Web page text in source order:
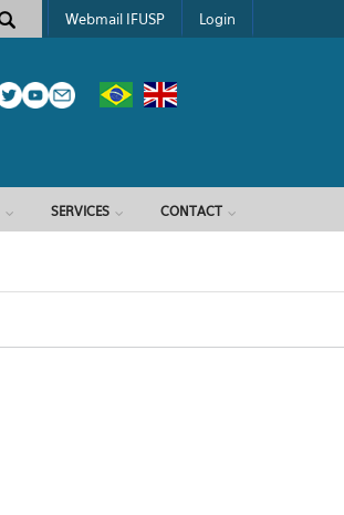
Webmail IFUSP Login
SERVICES CONTACT